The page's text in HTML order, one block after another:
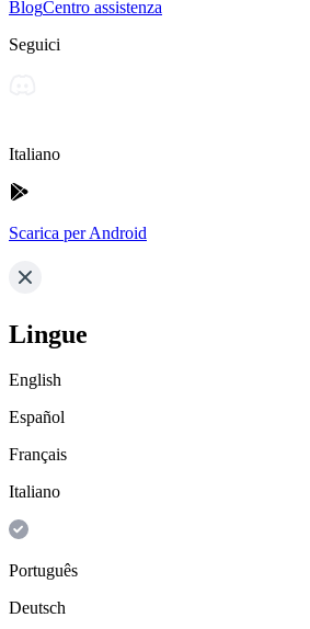
BlogCentro assistenza
Seguici
Italiano
Scarica per Android
Lingue
English
Español
Français
Italiano
Português
Deutsch